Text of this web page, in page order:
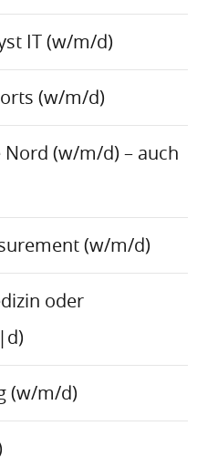
IT (w/m/d)
(w/m/d)
(w/m/d) – auch
(w/m/d)
oder
(w/m/d)